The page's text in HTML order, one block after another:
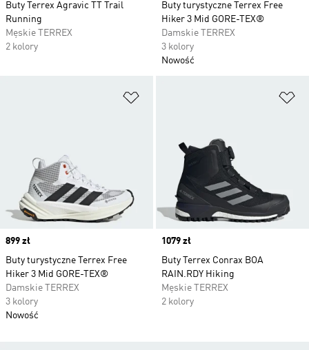
Buty Terrex Agravic TT Trail
Running
Męskie TERREX
2 kolory
Buty turystyczne Terrex Free
Hiker 3 Mid GORE-TEX®
Damskie TERREX
3 kolory
Nowość
Price
899 zł
Buty turystyczne Terrex Free
Hiker 3 Mid GORE-TEX®
Damskie TERREX
3 kolory
Nowość
Price
1079 zł
Buty Terrex Conrax BOA
RAIN.RDY Hiking
Męskie TERREX
2 kolory